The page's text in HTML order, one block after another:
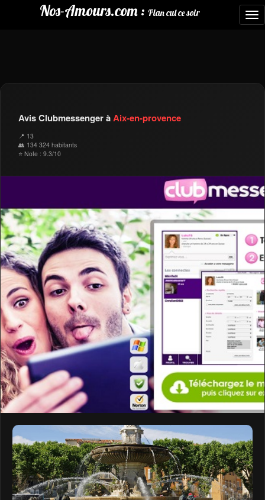
Nos-Amours.com : Plan cul ce soir
Avis Clubmessenger àAix-en-provence
📍 13
👥 134 324 habitants
⭐ Note : 9.3/10